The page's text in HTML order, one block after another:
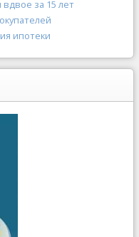
за 15 лет
ипотеки